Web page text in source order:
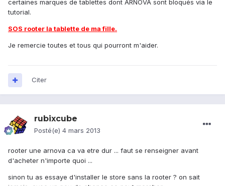
certaines marques de tablettes dont ARNOVA sont bloqués via le
tutorial.
SOS rooter la tablette de ma fille.
Je remercie toutes et tous qui pourront m'aider.
Citer
rubixcube
Posté(e) 4 mars 2013
rooter une arnova ca va etre dur ... faut se renseigner avant
d'acheter n'importe quoi ...
sinon tu as essaye d'installer le store sans la rooter ? on sait